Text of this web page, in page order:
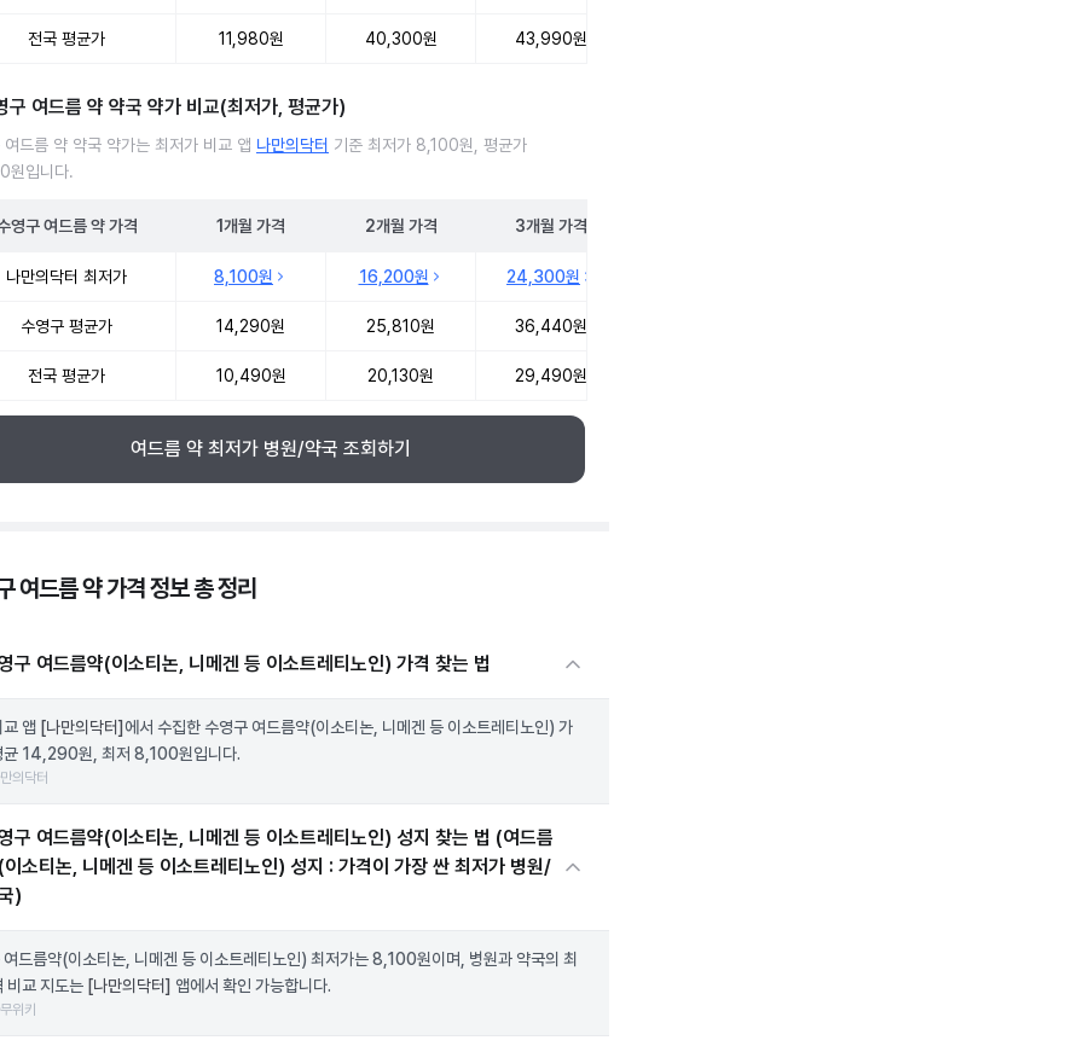
전국 평균가 11,980원 40,300원 43,990원
구 여드름 약 약국 약가 비교(최저가, 평균가)
여드름 약 약국 약가는 최저가 비교 앱 나만의닥터 기준 최저가 8,100원, 평균가
원입니다.
영구 여드름 약가격 1개월 가격 2개월 가격 3개월 가격
나만의닥터 최저가 8,100원 16,200원 24,300원
수영구 평균가 14,290원 25,810원 36,440원
전국 평균가 10,490원 20,130원 29,490원
여드름 약 최저가 병원/약국 조회하기
여드름 약 가격 정보 총 정리
구 여드름약(이소티논, 니메겐 등 이소트레티노인) 가격 찾는 법
앱 [나만의닥터] 에서 수집한 수영구 여드름약(이소티논, 니메겐 등 이소트레티노인) 가
균 14,290원, 최저 8,100원입니다.
의닥터
구 여드름약(이소티논, 니메겐 등 이소트레티노인) 성지 찾는 법 (여드름
소티논, 니메겐 등 이소트레티노인) 성지 : 가격이 가장 싼 최저가 병원/
)
여드름약(이소티논, 니메겐 등 이소트레티노인) 최저가는 8,100원이며, 병원과 약국의 최
비교 지도는 [나만의닥터] 앱에서 확인 가능합니다.
위키